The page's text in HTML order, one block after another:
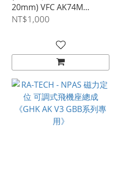
20mm) VFC AK74M
/AKS74U GBB適用
NT$1,000